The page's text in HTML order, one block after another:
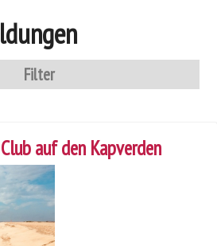
Filter
auf den Kapverden